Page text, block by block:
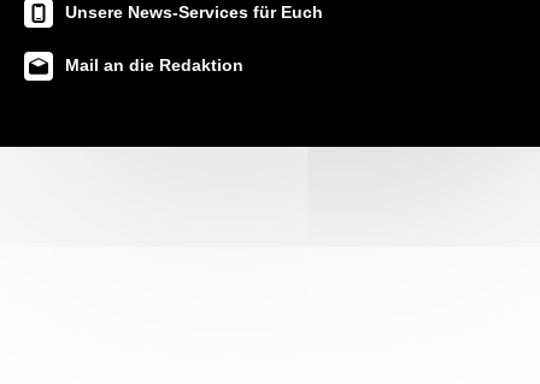
Unsere News-Services für Euch
Mail an die Redaktion